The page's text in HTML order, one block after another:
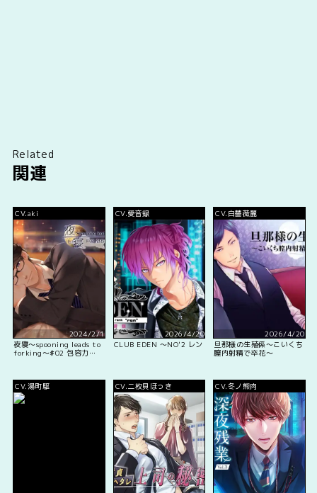
Related
関連
CV.aki
2024/2/1
夜寝～spooning leads to
forking～♯02 包容力あ
CV.愛音録
2026/4/20
CLUB EDEN ～NO'2 レン
CV.白薔薇麗
2026/4/20
旦那様の生殖係～こいくち
膣内射精で卒花～
CV.湯町駆 CV.二枚貝ほっき CV.冬ノ熊肉